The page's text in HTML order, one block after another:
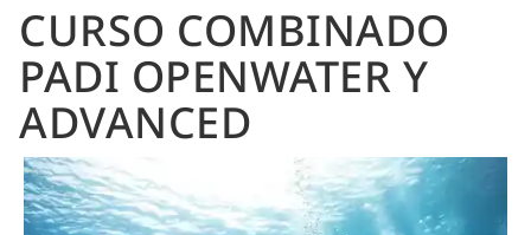
CURSO COMBINADO
PADI OPENWATER Y
ADVANCED